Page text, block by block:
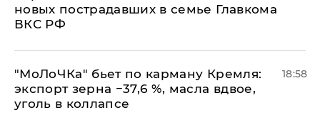
новых пострадавших в семье Главкома
ВКС РФ
​"МоЛоЧКа" бьет по карману Кремля:
экспорт зерна −37,6 %, масла вдвое,
уголь в коллапсе
18:58